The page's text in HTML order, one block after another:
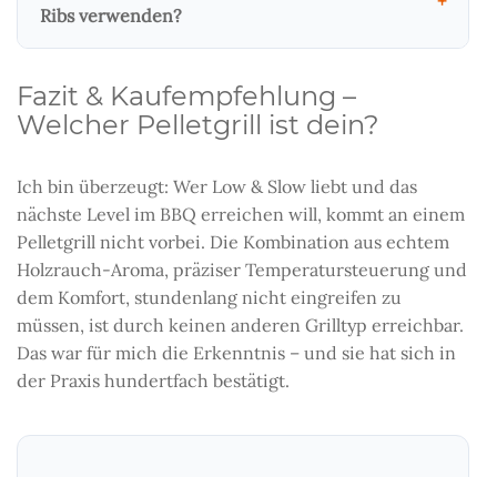
EX4
Traeger Pro 575
Ribs verwenden?
Fazit & Kaufempfehlung –
Welcher Pelletgrill ist dein?
Ich bin überzeugt: Wer Low & Slow liebt und das
nächste Level im BBQ erreichen will, kommt an einem
Pelletgrill nicht vorbei. Die Kombination aus echtem
Holzrauch-Aroma, präziser Temperatursteuerung und
dem Komfort, stundenlang nicht eingreifen zu
müssen, ist durch keinen anderen Grilltyp erreichbar.
Das war für mich die Erkenntnis – und sie hat sich in
der Praxis hundertfach bestätigt.